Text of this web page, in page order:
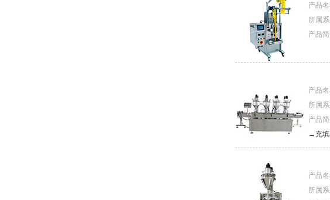
产品名
所属系
产品简
产品名
所属系
产品简
→充
产品名
所属系